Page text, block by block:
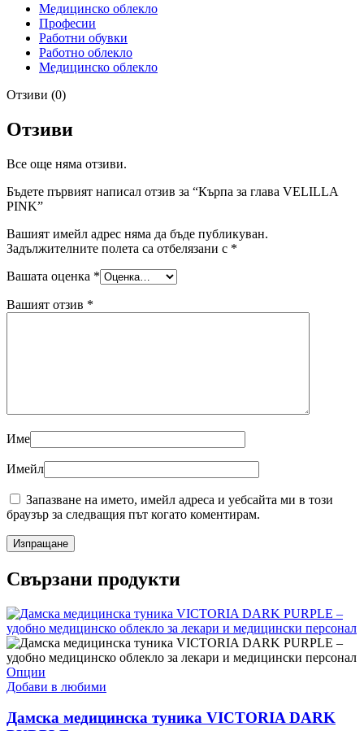
Медицинско облекло
Професии
Работни обувки
Работно облекло
Медицинско облекло
Отзиви (0)
Отзиви
Все още няма отзиви.
Бъдете първият написал отзив за “Кърпа за глава VELILLA
PINK”
Вашият имейл адрес няма да бъде публикуван.
Задължителните полета са отбелязани с *
Вашата оценка *
Вашият отзив *
Име
Имейл
Запазване на името, имейл адреса и уебсайта ми в този
браузър за следващия път когато коментирам.
Свързани продукти
Опции
product
multiple
Добави в любими
Дамска медицинска туника VICTORIA DARK